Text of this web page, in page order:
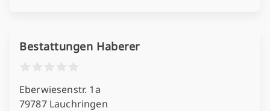
Bestattungen Haberer
Eberwiesenstr. 1a
79787 Lauchringen